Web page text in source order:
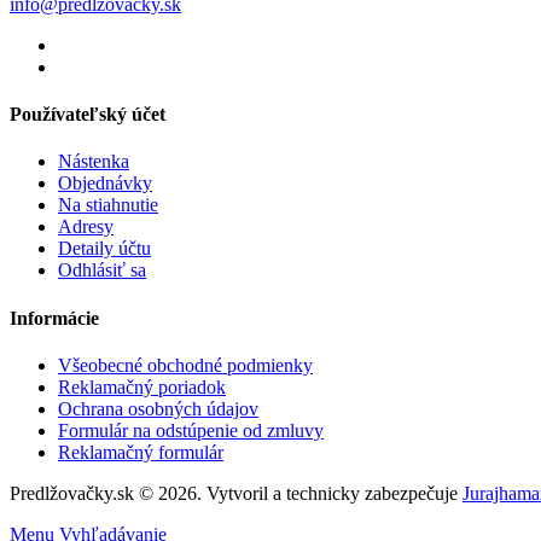
Používateľský účet
Nástenka
Objednávky
Na stiahnutie
Adresy
Detaily účtu
Odhlásiť sa
Informácie
Všeobecné obchodné podmienky
Reklamačný poriadok
Ochrana osobných údajov
Formulár na odstúpenie od zmluvy
Reklamačný formulár
Predlžovačky.sk © 2026. Vytvoril a technicky zabezpečuje
Menu Vyhľadávanie